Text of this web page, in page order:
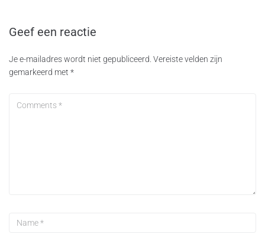
Geef een reactie
Je e-mailadres wordt niet gepubliceerd. Vereiste velden zijn
gemarkeerd met *